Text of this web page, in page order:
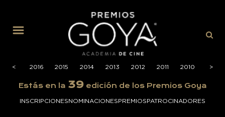
<
<
2017 2016 2015 2014 2013 2012 2011 2010 2009
>
>
Estás en la 39edición de los Premios Goya
INSCRIPCIONESNOMINACIONESPREMIOSPATROCINADORES